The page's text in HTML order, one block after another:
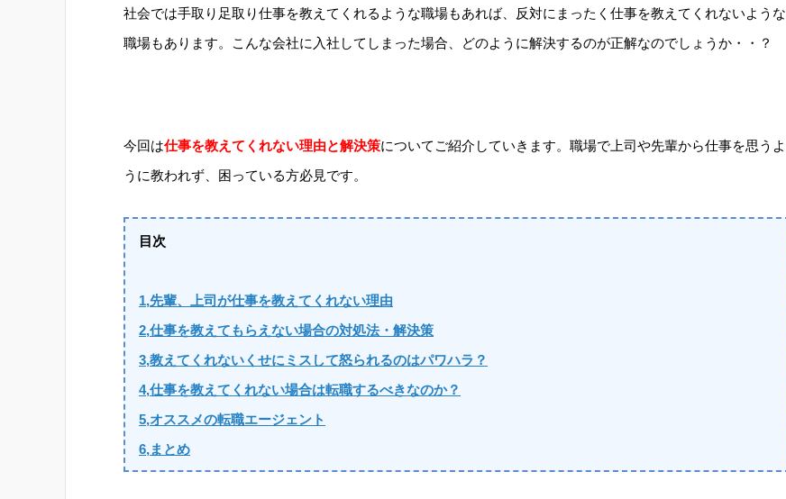
社会では手取り足取り仕事を教えてくれるような職場もあれば、反対にまったく仕事を教えてくれないような
職場もあります。こんな会社に入社してしまった場合、どのように解決するのが正解なのでしょうか・・？
今回は仕事を教えてくれない理由と解決策についてご紹介していきます。職場で上司や先輩から仕事を思うよ
うに教われず、困っている方必見です。
目次
1,先輩、上司が仕事を教えてくれない理由
2,仕事を教えてもらえない場合の対処法・解決策
3,教えてくれないくせにミスして怒られるのはパワハラ？
4,仕事を教えてくれない場合は転職するべきなのか？
5,オススメの転職エージェント
6,まとめ